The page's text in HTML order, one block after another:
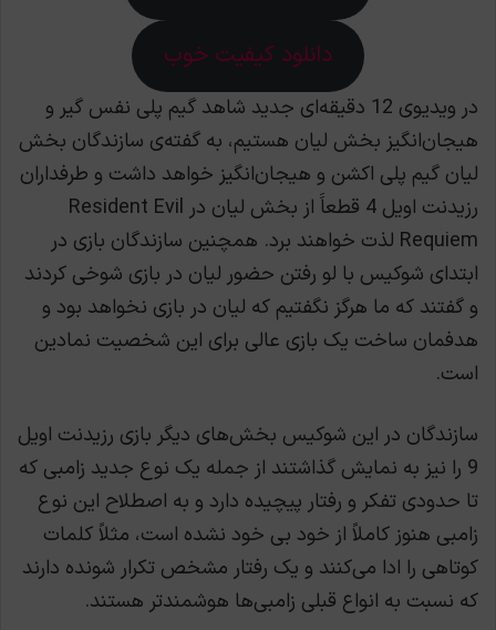
دانلود کیفیت خوب
در ویدیوی 12 دقیقه‌ای جدید شاهد گیم پلی نفس گیر و
هیجان‌انگیز بخش لیان هستیم، به گفته‌ی سازندگان بخش
لیان گیم پلی اکشن و هیجان‌انگیز خواهد داشت و طرفداران
رزیدنت اویل 4 قطعاََ از بخش لیان در Resident Evil
Requiem لذت خواهند برد. همچنین سازندگان بازی در
ابتدای شوکیس با لو رفتن حضور لیان در بازی شوخی کردند
و گفتند که ما هرگز نگفتیم که لیان در بازی نخواهد بود و
هدفمان ساخت یک بازی عالی برای این شخصیت نمادین
است.
سازندگان در این شوکیس بخش‌های دیگر بازی رزیدنت اویل
9 را نیز به نمایش گذاشتند از جمله یک نوع جدید زامبی که
تا حدودی تفکر و رفتار پیچیده دارد و به اصطلاح این نوع
زامبی هنوز کاملاً از خود بی خود نشده است، مثلاً کلمات
کوتاهی را ادا می‌کنند و یک رفتار مشخص تکرار شونده دارند
که نسبت به انواع قبلی زامبی‌ها هوشمندتر هستند.